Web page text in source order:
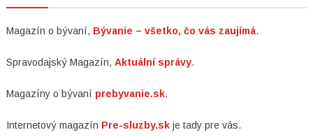
Magazín o bývaní, Bývanie – všetko, čo vás zaujímá.
Spravodajský Magazín, Aktuální správy.
Magazíny o bývaní prebyvanie.sk.
Internetový magazín Pre-sluzby.sk je tady pre vás.